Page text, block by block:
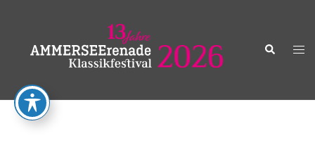
springen
Suche